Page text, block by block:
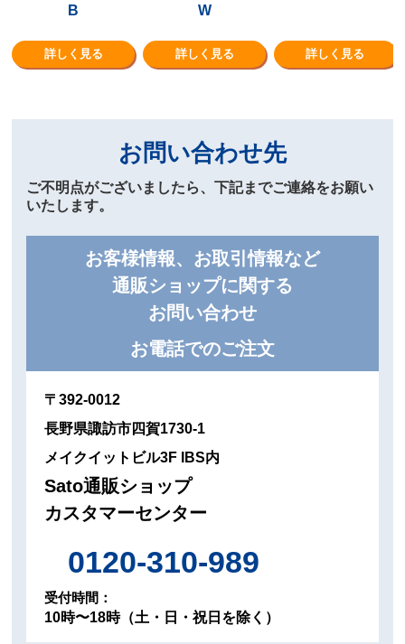
B
詳しく見る
W
詳しく見る 詳しく見る
お問い合わせ先
ご不明点がございましたら、下記までご連絡をお願い
いたします。
お客様情報、お取引情報など
通販ショップに関する
お問い合わせ
お電話でのご注文
〒392-0012
長野県諏訪市四賀1730-1
メイクイットビル3F IBS内
Sato通販ショップ
カスタマーセンター
0120-310-989
受付時間：
10時〜18時（土・日・祝日を除く）